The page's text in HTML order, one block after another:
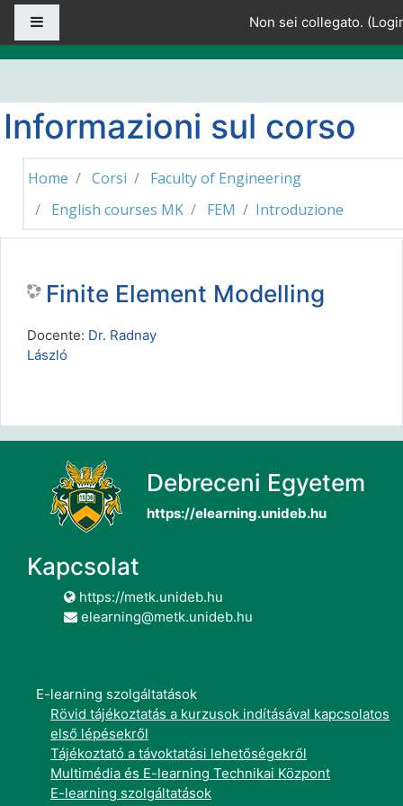
Vai al contenuto principale
Non sei collegato. (
Informazioni sul corso
Home Corsi
Faculty of Engineering
English courses MK
FEM Introduzione
Finite Element Modelling
Docente: Dr. Radnay
László
Debreceni Egyetem
https://elearning.unideb.hu
Kapcsolat
https://metk.unideb.hu
elearning@metk.unideb.hu
E-learning szolgáltatások
Rövid tájékoztatás a kurzusok indításával kapcsolatos
első lépésekről
Tájékoztató a távoktatási lehetőségekről
Multimédia és E-learning Technikai Központ
E-learning szolgáltatások